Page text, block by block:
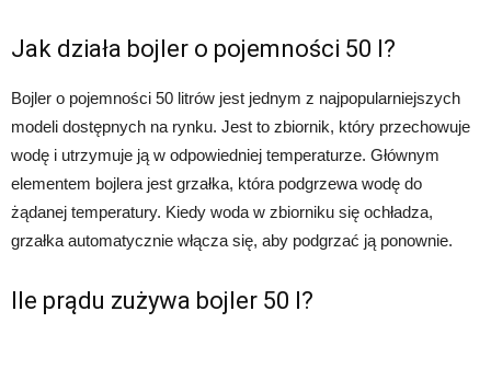
Jak działa bojler o pojemności 50 l?
Bojler o pojemności 50 litrów jest jednym z najpopularniejszych
modeli dostępnych na rynku. Jest to zbiornik, który przechowuje
wodę i utrzymuje ją w odpowiedniej temperaturze. Głównym
elementem bojlera jest grzałka, która podgrzewa wodę do
żądanej temperatury. Kiedy woda w zbiorniku się ochładza,
grzałka automatycznie włącza się, aby podgrzać ją ponownie.
Ile prądu zużywa bojler 50 l?